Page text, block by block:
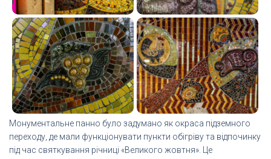
Монументальне панно було задумано як окраса підземного
переходу, де мали функціонувати пункти обігріву та відпочинку
під час святкування річниці «Великого жовтня». Це